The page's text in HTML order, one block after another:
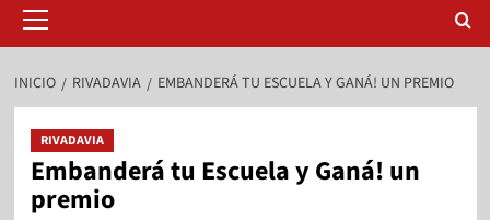
INICIO RIVADAVIA EMBANDERÁ TU ESCUELA Y GANÁ! UN PREMIO
RIVADAVIA
Embanderá tu Escuela y Ganá! un
premio